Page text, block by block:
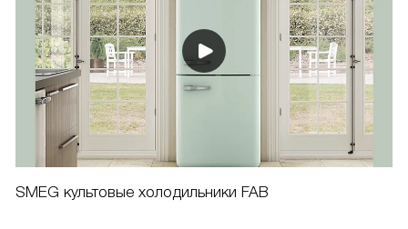
SMEG культовые холодильники FAB